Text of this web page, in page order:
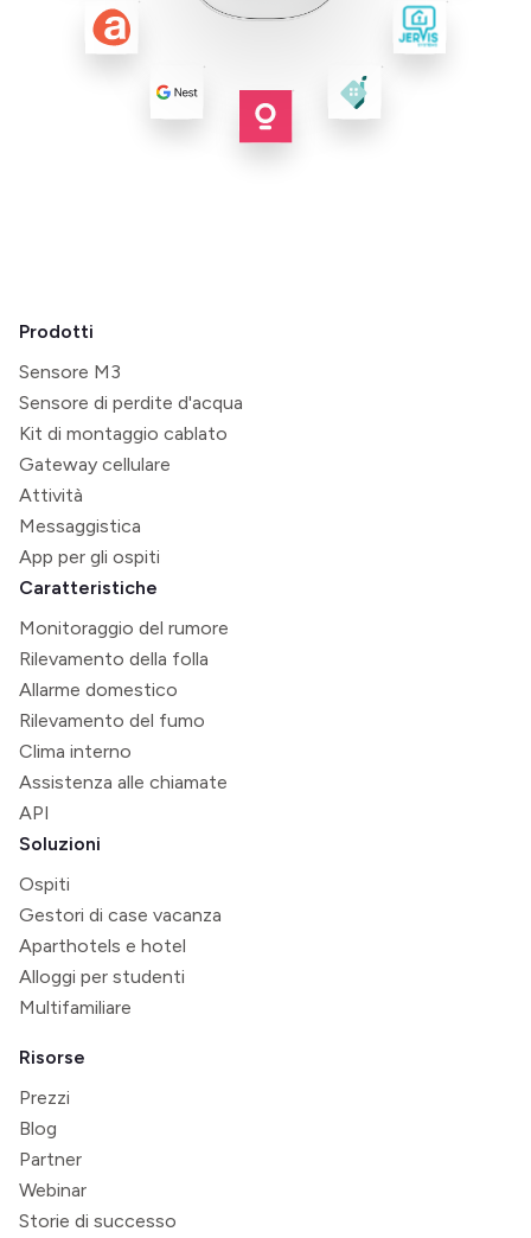
Prodotti
Sensore M3
Sensore di perdite d'acqua
Kit di montaggio cablato
Gateway cellulare
Attività
Messaggistica
App per gli ospiti
Caratteristiche
Monitoraggio del rumore
Rilevamento della folla
Allarme domestico
Rilevamento del fumo
Clima interno
Assistenza alle chiamate
API
Soluzioni
Ospiti
Gestori di case vacanza
Aparthotels e hotel
Alloggi per studenti
Multifamiliare
Risorse
Prezzi
Blog
Partner
Webinar
Storie di successo